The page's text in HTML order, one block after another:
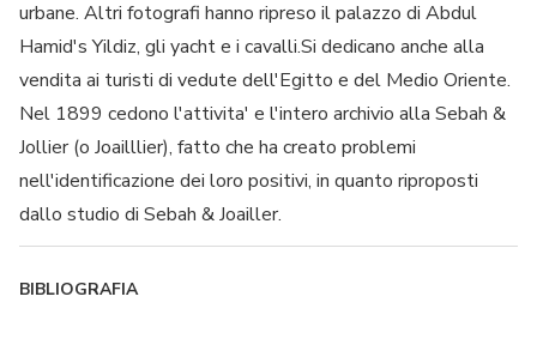
urbane. Altri fotografi hanno ripreso il palazzo di Abdul
Hamid's Yildiz, gli yacht e i cavalli.Si dedicano anche alla
vendita ai turisti di vedute dell'Egitto e del Medio Oriente.
Nel 1899 cedono l'attivita' e l'intero archivio alla Sebah &
Jollier (o Joailllier), fatto che ha creato problemi
nell'identificazione dei loro positivi, in quanto riproposti
dallo studio di Sebah & Joailler.
BIBLIOGRAFIA